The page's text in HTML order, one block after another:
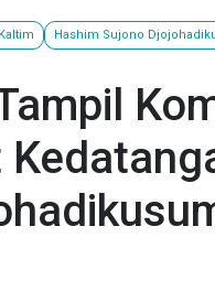
Hashim Sujono